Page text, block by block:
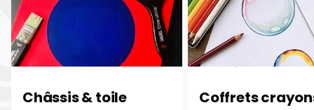
Châssis & toile Coffrets